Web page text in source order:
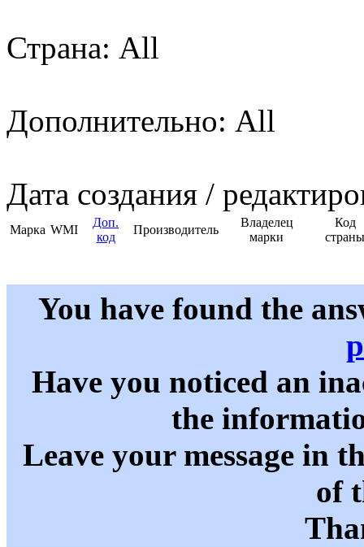
Страна: All
Дополнительно: All
Дата создания /
Марка WMI
Доп.
код
Производитель
Владелец
марки
Код
страны
You have found the
Have you noticed an
the
Leave your message in
of